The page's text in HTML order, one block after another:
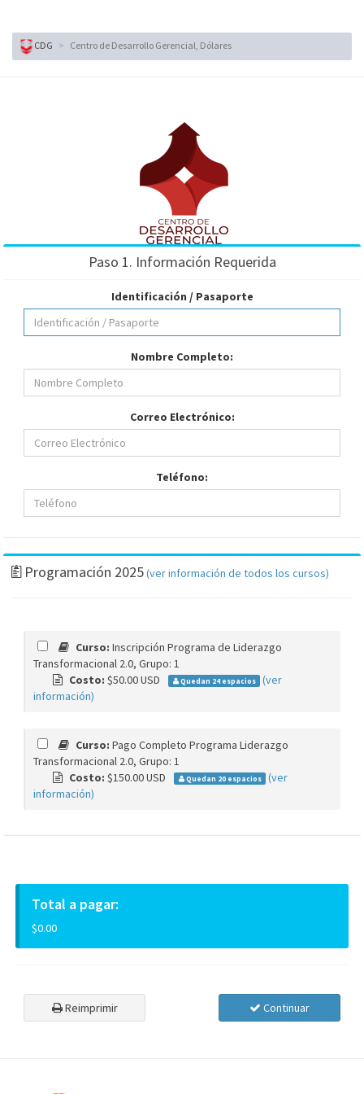
CDG Centro de Desarrollo Gerencial, Dólares
Paso 1. Información Requerida
Identificación / Pasaporte
Nombre Completo:
Correo Electrónico:
Teléfono:
Programación 2025(ver información de todos los cursos)
Curso:Inscripción Programa de Liderazgo
Transformacional 2.0, Grupo: 1
Costo:$50.00 USD Quedan 24 espacios
(ver
información)
Curso:Pago Completo Programa Liderazgo
Transformacional 2.0, Grupo: 1
Costo:$150.00 USD Quedan 20 espacios
(ver
información)
Total a pagar:
$0.00
Continuar
Reimprimir